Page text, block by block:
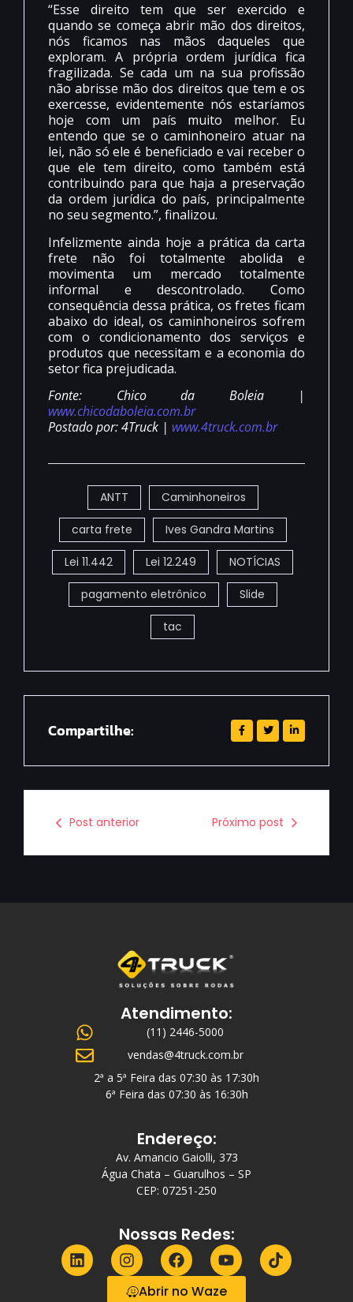
“Esse direito tem que ser exercido e
quando se começa abrir mão dos direitos,
nós ficamos nas mãos daqueles que
exploram. A própria ordem jurídica fica
fragilizada. Se cada um na sua profissão
não abrisse mão dos direitos que tem e os
exercesse, evidentemente nós estaríamos
hoje com um país muito melhor. Eu
entendo que se o caminhoneiro atuar na
lei, não só ele é beneficiado e vai receber o
que ele tem direito, como também está
contribuindo para que haja a preservação
da ordem jurídica do país, principalmente
no seu segmento.”, finalizou.
Infelizmente ainda hoje a prática da carta
frete não foi totalmente abolida e
movimenta um mercado totalmente
informal e descontrolado. Como
consequência dessa prática, os fretes ficam
abaixo do ideal, os caminhoneiros sofrem
com o condicionamento dos serviços e
produtos que necessitam e a economia do
setor fica prejudicada.
Fonte: Chico da Boleia |
www.chicodaboleia.com.br
Postado por: 4Truck | www.4truck.com.br
ANTT Caminhoneiros
carta frete Ives Gandra Martins
Lei 11.442 Lei 12.249 NOTÍCIAS
pagamento eletrônico Slide
tac
Compartilhe:
Post anterior Próximo post
Atendimento:
(11) 2446-5000
vendas@4truck.com.br
2ª a 5ª Feira das 07:30 às 17:30h
6ª Feira das 07:30 às 16:30h
Endereço:
Av. Amancio Gaiolli, 373
Água Chata – Guarulhos – SP
CEP: 07251-250
Nossas Redes:
Abrir no Waze